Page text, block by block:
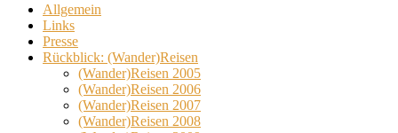
Allgemein
Links
Presse
Rückblick: (Wander)Reisen
(Wander)Reisen 2005
(Wander)Reisen 2006
(Wander)Reisen 2007
(Wander)Reisen 2008